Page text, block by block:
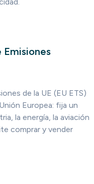
de la UE (EU ETS)
Europea: fija un
la energía, la aviación
comprar y vender